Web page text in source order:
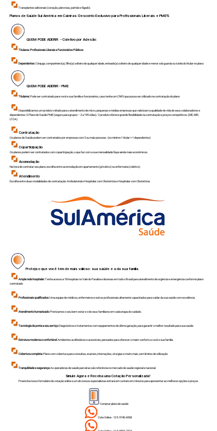
Transplantes adicionais (coração, pâncreas, pulmão e fígado).
Planos de Saúde Sul América emCaieiras: Desconto Exclusivo para Profissionais Liberais e PME'S
QUEM PODE ADERIR - Coletivo por Adesão:
Titulares: Profissionais Liberais e Funcionários Públicos
Dependentes: Cônjuge, companheiro(a), filho(a) solteiro de qualquer idade, enteado(a) solteiro de qualquer idade e menor sob guarda ou tutela do titular no plano.
QUEM PODE ADERIR - PME
Titulares:Pode ser contratado para você e sua família e funcionários, caso tenha um CNPJ que possa ser utilizado na contratação do plano
Disponibilizamos um produto voltado para o atendimento de micro, pequenas e médias empresas que valorizam a qualidade de vida de seus colaboradores e
dependentes: O Plano de Saúde PME (seguro para grupos – 2 a 199 vidas). O produto oferece grande flexibilidade na contratação e preços competitivos.(ME, MEI,
LTDA)
Contratação
Os planos de Saúde podem ser contratados por empresas com 2 ou mais pessoas. (no mínimo 1 titular + 1 dependentes)
Coparticipação
Os planos podem ser contratados com coparticipação, o que faz com a sua mensalidade fique ainda mais econômicos.
Acomodação
Na hora de contratar seu plano, escolha entre acomodação em apartamento (privativo) ou enfermaria (coletivo).
Atendimento
Escolha entre duas modalidades de contratação: Ambulatorial e Hospitalar com Obstetrícia e Hospitalar com Obstetrícia.
Proteja o que você tem de mais valioso: sua saúde e a da sua família.
Ampla rede hospitalar:Tenha acesso a 18 hospitais no Vale do Paraíba e dezenas em todo o Brasil para atendimento de urgência e emergência conforme plano
contratado.
Profissionais qualificados:Uma equipe de médicos, enfermeiros e outros profissionais altamente capacitados para cuidar da sua saúde com excelência.
Atendimento humanizado:Priorizamos o seu bem-estar e o de seus familiares em cada etapa do cuidado.
Tecnologia de ponta a seu serviço:Diagnósticos e tratamentos com equipamentos de última geração, para garantir o melhor resultado para sua saúde.
Estrutura moderna e confortável:Ambientes acolhedores e acessíveis, pensados para oferecer o maior conforto a você e sua família.
Cobertura completa:Plano com cobertura para consultas, exames, internações, cirurgias e muito mais, sem limites de utilização.
Tranquilidade e segurança:As operadoras de saúde parceiras são referência no mercado de saúde regional e nacional.
Simule Agora e Receba uma Cotação Personalizada!
Preencha nosso formulário de cotação online e um de nossos especialistas entrará em contato em minutos para apresentar as melhores opções e preços
Comprar plano de saúde
Cote Online - 12 9.9740-6958